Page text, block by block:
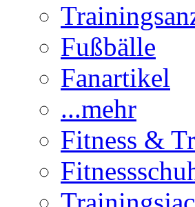
Fußbälle
Fanartikel
...mehr
Fitness &